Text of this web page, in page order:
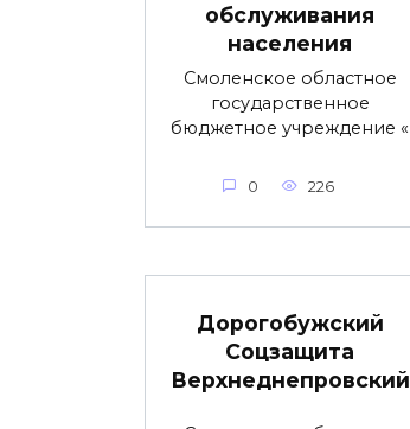
обслуживания
населения
Смоленское областное
государственное
бюджетное учреждение «
0 226
Дорогобужский
Соцзащита
Верхнеднепровский